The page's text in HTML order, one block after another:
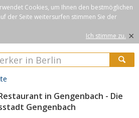
Cookies, um Ihnen den bestmöglichen
der Seite weitersurfen stimmen Sie der
Ich stimme zu. ×
in Gengenbach - Die
Gengenbach